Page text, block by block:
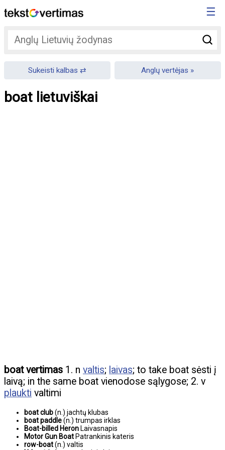
☰
Sukeisti kalbas Anglų vertėjas
boat lietuviškai
boat vertimas 1. n valtis; laivas; to take boat sėsti į
laivą; in the same boat vienodose sąlygose; 2. v
plaukti valtimi
boat club(n.) jachtų klubas
boat paddle(n.) trumpas irklas
Boat-billed Heron Laivasnapis
Motor Gun Boat Patrankinis kateris
row-boat(n.) valtis